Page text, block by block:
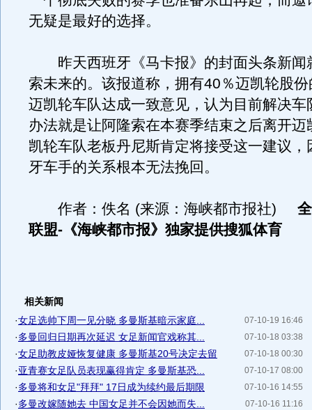
无疑是最好的选择。
昨天西班牙《马卡报》的封面头条新闻
索未来的。该报道称，拥有40％迈凯轮股
迈凯轮车队达成一致意见，认为目前解决车
办法就是让阿隆索在本赛季结束之后离开迈
凯轮车队老板丹尼斯肯定将接受这一建议，
牙车手的关系根本无法挽回。
作者：佚名 (来源：海峡都市报社)
联盟-《海峡都市报》独家提供搜狐体育
相关新闻
07-10-19 16:46
·女足选帅下周一见分晓 多曼斯基暗示家庭...
07-10-18 03:38
·多曼回归日期再次延迟 女足新闻官戏称其...
07-10-18 00:30
·女足助教皮娅恢复健康 多曼斯基20号决定去留
07-10-17 08:00
·亚青赛女足队员表现赢得肯定 多曼斯基恐...
07-10-16 14:55
·多曼将和女足"拜拜" 17日成为续约最后期限
07-10-16 11:16
·多曼改嫁随她去 中国女足并不会因她而失...